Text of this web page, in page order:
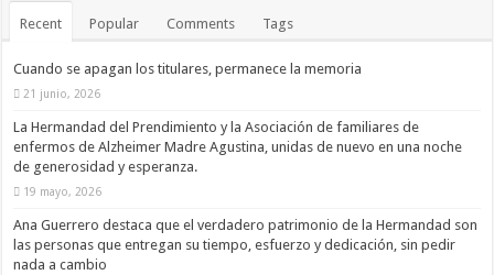
Recent Popular Comments Tags
Cuando se apagan los titulares, permanece la memoria
21 junio, 2026
La Hermandad del Prendimiento y la Asociación de familiares de
enfermos de Alzheimer Madre Agustina, unidas de nuevo en una noche
de generosidad y esperanza.
19 mayo, 2026
Ana Guerrero destaca que el verdadero patrimonio de la Hermandad son
las personas que entregan su tiempo, esfuerzo y dedicación, sin pedir
nada a cambio